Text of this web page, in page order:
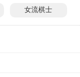
女流棋士